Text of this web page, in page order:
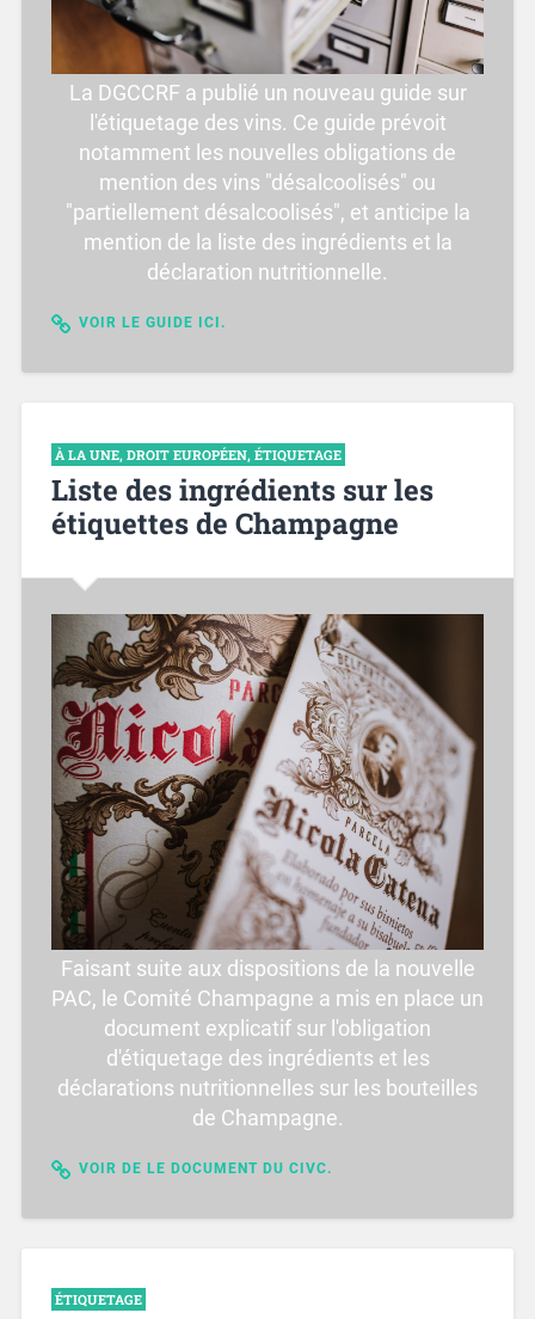
La DGCCRF a publié un nouveau guide sur
l'étiquetage des vins. Ce guide prévoit
notamment les nouvelles obligations de
mention des vins "désalcoolisés" ou
"partiellement désalcoolisés", et anticipe la
mention de la liste des ingrédients et la
déclaration nutritionnelle.
VOIR LE GUIDE ICI.
À LA UNE, DROIT EUROPÉEN, ÉTIQUETAGE
Liste des ingrédients sur les
étiquettes de Champagne
Faisant suite aux dispositions de la nouvelle
PAC, le Comité Champagne a mis en place un
document explicatif sur l'obligation
d'étiquetage des ingrédients et les
déclarations nutritionnelles sur les bouteilles
de Champagne.
VOIR DE LE DOCUMENT DU CIVC.
ÉTIQUETAGE